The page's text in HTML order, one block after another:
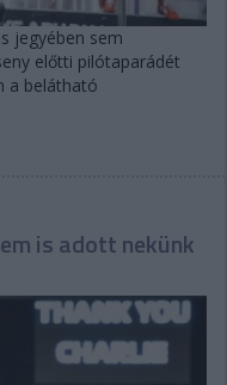
jegyében sem
előtti pilótaparádét
a belátható
is adott nekünk